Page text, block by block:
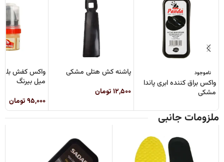
ناموجود
واکس براق کننده ابری پاندا
مشکی
پاشنه کش هتلی مشکی
۱۲,۵۰۰تومان
میل بیرنگ
۹۵,۰۰۰تومان
ملزومات جانبی